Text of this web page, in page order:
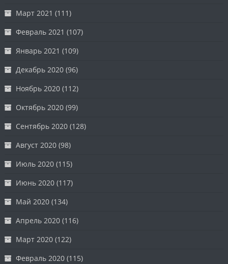
Март 2021 (111)
Февраль 2021 (107)
Январь 2021 (109)
Декабрь 2020 (96)
Ноябрь 2020 (112)
Октябрь 2020 (99)
Сентябрь 2020 (128)
Август 2020 (98)
Июль 2020 (115)
Июнь 2020 (117)
Май 2020 (134)
Апрель 2020 (116)
Март 2020 (122)
Февраль 2020 (115)